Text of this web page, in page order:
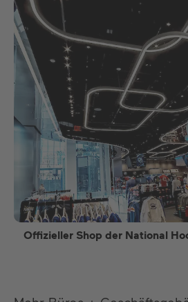
Offizieller Shop der National